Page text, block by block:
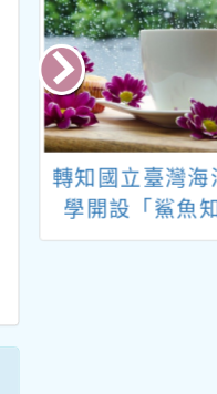
轉知國立臺灣海
學開設「鯊魚
少」磨課師線上